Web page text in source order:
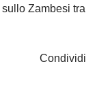
sullo Zambesi tra
Condividi